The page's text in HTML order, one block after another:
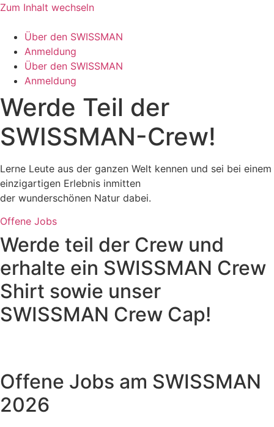
Zum Inhalt wechseln
Über den SWISSMAN
Anmeldung
Über den SWISSMAN
Anmeldung
Werde Teil der
SWISSMAN-Crew!
Lerne Leute aus der ganzen Welt kennen und sei bei einem
einzigartigen Erlebnis inmitten
der wunderschönen Natur dabei.
Offene Jobs
Werde teil der Crew und
erhalte ein SWISSMAN Crew
Shirt sowie unser
SWISSMAN Crew Cap!
Offene Jobs am SWISSMAN
2026